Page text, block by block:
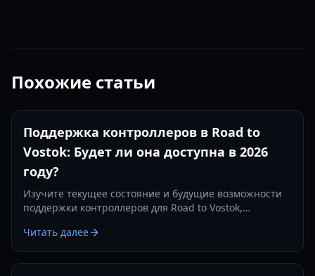
Похожие статьи
Поддержка контроллеров в Road to
Vostok: Будет ли она доступна в 2026
году?
Изучите текущее состояние и будущие возможности
поддержки контроллеров для Road to Vostok,
2026 году.
Читать далее